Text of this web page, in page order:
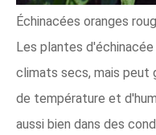
Échinacées oranges
Les plantes
climats secs, mais peut
de température et
aussi bien dans des